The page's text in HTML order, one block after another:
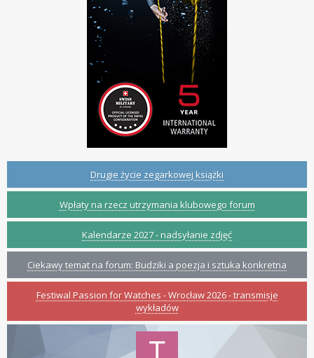
Drugie życie zegarkowej książki
Wpłaty na rzecz utrzymania klubowego forum
Kalendarze 2027 - nadsyłanie zdjęć
Ciekawy temat na forum: Budziki a poezja i sztuka konkretna
Festiwal Passion for Watches - Wrocław 2026 - transmisje
wykładów